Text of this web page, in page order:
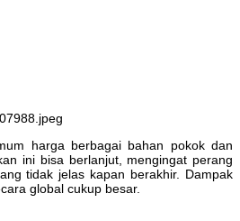
harga berbagai bahan pokok dan
ini bisa berlanjut, mengingat perang
tidak jelas kapan berakhir. Dampak
global cukup besar.